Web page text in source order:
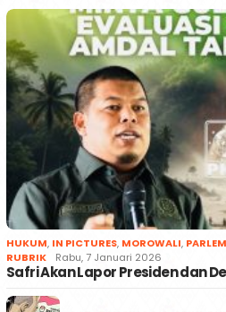
HUKUM, IN PICTURES, MOROWALI,
RUBRIK
Rabu, 7 Januari 2026
Safri Akan Lapor Presiden dan